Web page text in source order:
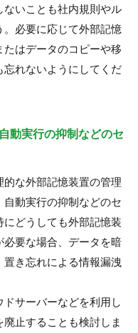
いことも社内規則やル
必要に応じて外部記憶
はデータのコピーや移
れないようにしてくだ
動実行の抑制などのセ
な外部記憶装置の管理
動実行の抑制などのセ
どうしても外部記憶装
要な場合、データを暗
き忘れによる情報漏洩
サーバーなどを利用し
止することも検討しま